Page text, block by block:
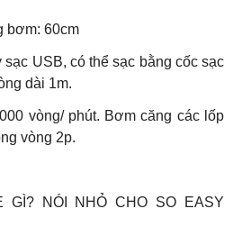
bơm: 60cm
USB, có thể sạc bằng cốc sạc
dài 1m.
vòng/ phút. Bơm căng các lốp
vòng 2p.
GÌ? NÓI NHỎ CHO SO EASY